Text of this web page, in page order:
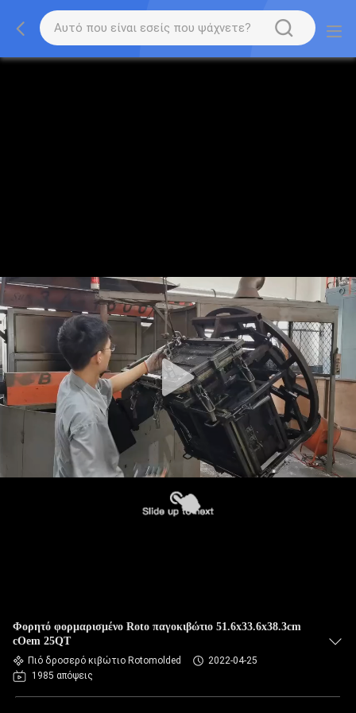
Φορητό φορμαρισμένο Roto παγοκιβώτιο 51.6x33.6x38.3cm
cOem 25QT
Πιό δροσερό κιβώτιο Rotomolded
2022-04-25
1985 απόψεις